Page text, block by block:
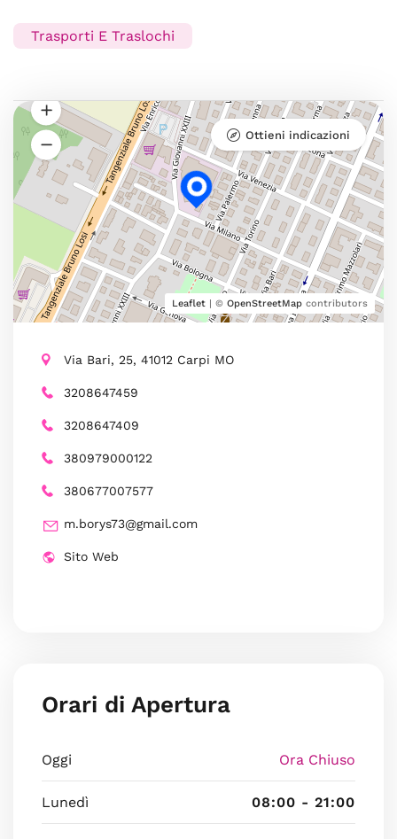
Trasporti E Traslochi
Leaflet | © OpenStreetMap contributors
Ottieni indicazioni
Via Bari, 25, 41012 Carpi MO
3208647459
3208647409
380979000122
380677007577
m.borys73@gmail.com
Sito Web
Orari di Apertura
Oggi Ora Chiuso
Lunedì 08:00 - 21:00